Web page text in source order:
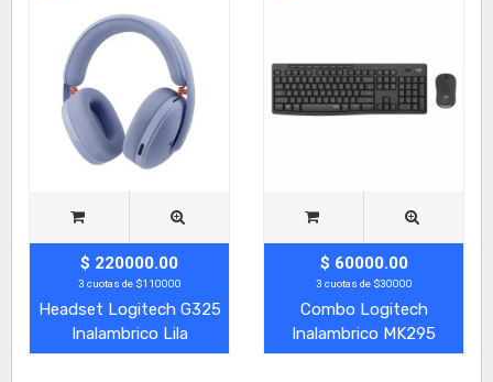
$ 220000.00
3 cuotas de $110000
Headset Logitech G325
Inalambrico Lila
$ 60000.00
3 cuotas de $30000
Combo Logitech
Inalambrico MK295